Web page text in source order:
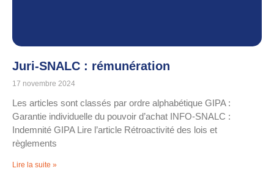
Juri-SNALC : rémunération
17 novembre 2024
Les articles sont classés par ordre alphabétique GIPA :
Garantie individuelle du pouvoir d’achat INFO-SNALC :
Indemnité GIPA Lire l’article Rétroactivité des lois et
règlements
Lire la suite »